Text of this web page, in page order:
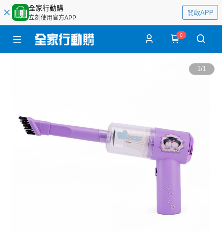
全家行動購
立刻使用官方APP
開啟APP
0
1/1